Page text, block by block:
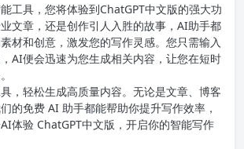
工具，您将体验到ChatGPT中文版的强大功
文章，还是创作引人入胜的故事，AI助手都
材和创意，激发您的写作灵感。您只需输入
AI便会迅速为您生成相关内容，让您在短时
，轻松生成高质量内容。无论是文章、博客
的免费 AI 助手都能帮助你提升写作效率，
体验 ChatGPT中文版 ，开启你的智能写作